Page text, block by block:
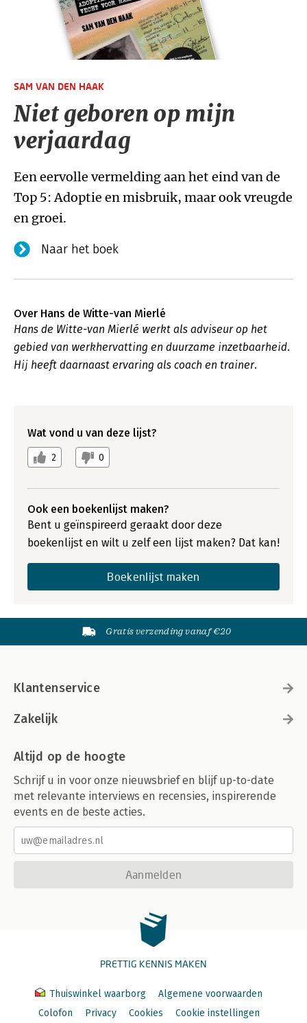
SAM VAN DEN HAAK
Niet geboren op mijn
verjaardag
Een eervolle vermelding aan het eind van de
Top 5: Adoptie en misbruik, maar ook vreugde
en groei.
Naar het boek
Over Hans de Witte-van Mierlé
Hans de Witte-van Mierlé werkt als adviseur op het
gebied van werkhervatting en duurzame inzetbaarheid.
Hij heeft daarnaast ervaring als coach en trainer.
Wat vond u van deze lijst?
2 0
Ook een boekenlijst maken?
Bent u geïnspireerd geraakt door deze
boekenlijst en wilt u zelf een lijst maken? Dat kan!
Boekenlijst maken
Gratis verzending vanaf €20
Klantenservice
Zakelijk
Altijd op de hoogte
Schrijf u in voor onze nieuwsbrief en blijf up-to-date
met relevante interviews en recensies, inspirerende
events en de beste acties.
Aanmelden
PRETTIG KENNIS MAKEN
Thuiswinkel waarborg
Algemene voorwaarden
Colofon
Privacy Cookies Cookie instellingen